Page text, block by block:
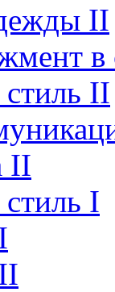
II
II
II
I